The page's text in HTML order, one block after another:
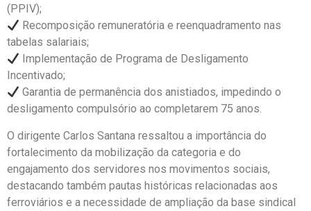
(PPIV);
Recomposição remuneratória e reenquadramento nas
tabelas salariais;
Implementação de Programa de Desligamento
Incentivado;
Garantia de permanência dos anistiados, impedindo o
desligamento compulsório ao completarem 75 anos.
O dirigente Carlos Santana ressaltou a importância do
fortalecimento da mobilização da categoria e do
engajamento dos servidores nos movimentos sociais,
destacando também pautas históricas relacionadas aos
ferroviários e a necessidade de ampliação da base sindical